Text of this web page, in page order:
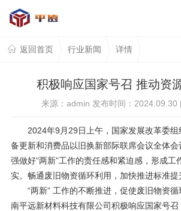
返回首页 行业新闻 详情
积极响应国家号召 推动资
来源：admin 发布时间：2024.09.30
2024年9月29日上午，国家发展改革委组
备更新和消费品以旧换新部际联席会议全体
强做好“两新”工作的责任感和紧迫感，形成工
实。畅通废旧物资循环利用，加快推进标准提
“两新” 工作的不断推进，促使废旧物资循
南平远新材料科技有限公司积极响应国家号